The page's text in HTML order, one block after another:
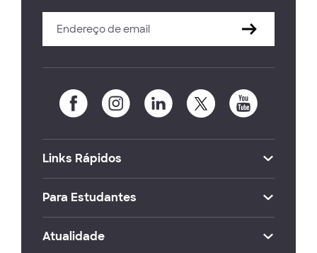
Links Rápidos
Para Estudantes
Atualidade